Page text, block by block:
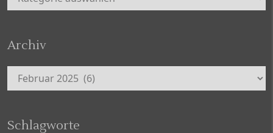
Archiv
Archiv
Schlagworte